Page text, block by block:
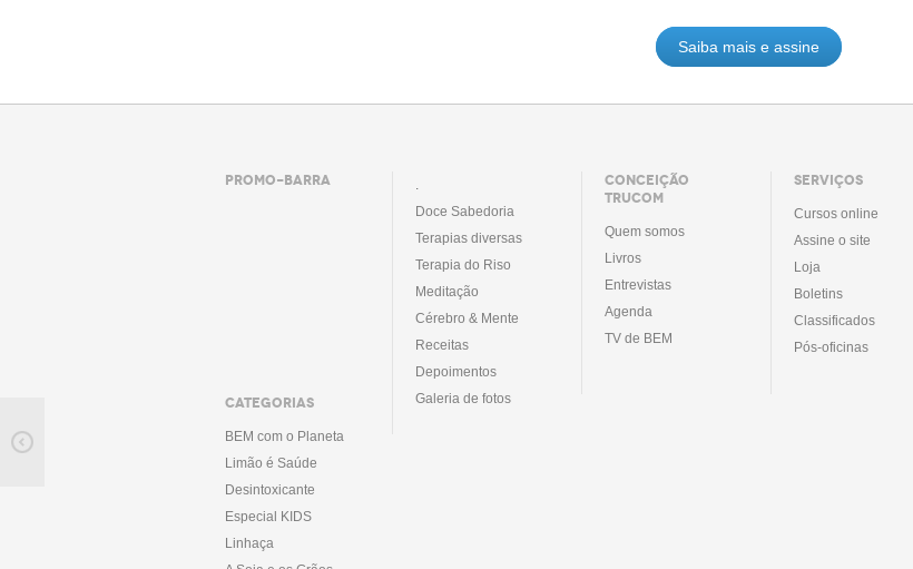
Saiba mais e assine
PROMO-BARRA
CATEGORIAS
BEM com o Planeta
Limão é Saúde
Desintoxicante
Especial KIDS
Linhaça
.
Doce Sabedoria
Terapias diversas
Terapia do Riso
Meditação
Cérebro & Mente
Receitas
Depoimentos
Galeria de fotos
CONCEIÇÃO
TRUCOM
Quem somos
Livros
Entrevistas
Agenda
TV de BEM
SERVIÇOS
Cursos online
Assine o site
Loja
Boletins
Classificados
Pós-oficinas